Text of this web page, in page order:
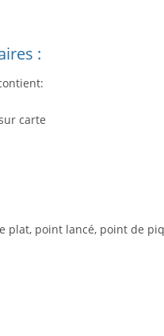
:
carte
plat, point lancé, point de